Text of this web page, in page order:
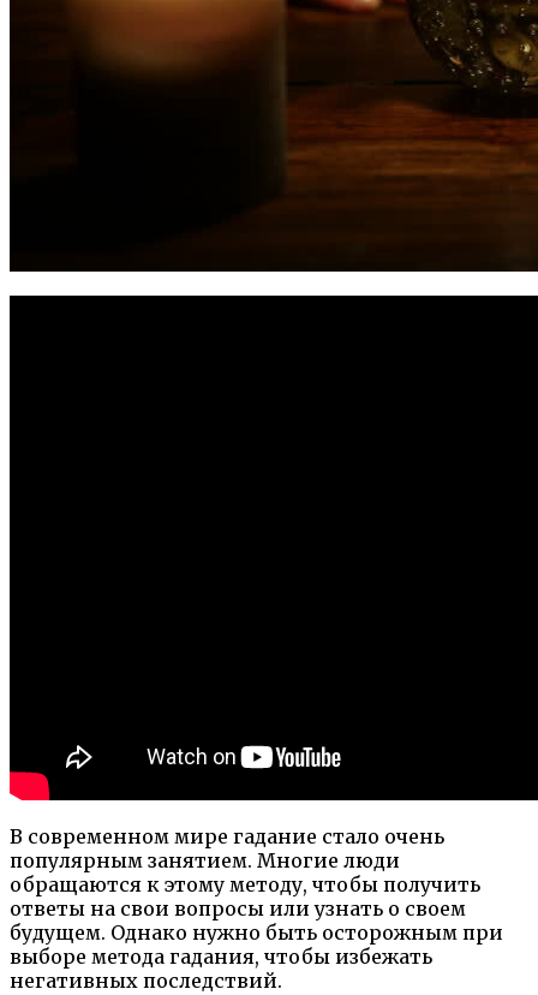
В современном мире гадание стало очень
популярным занятием. Многие люди
обращаются к этому методу, чтобы получить
ответы на свои вопросы или узнать о своем
будущем. Однако нужно быть осторожным при
выборе метода гадания, чтобы избежать
негативных последствий.